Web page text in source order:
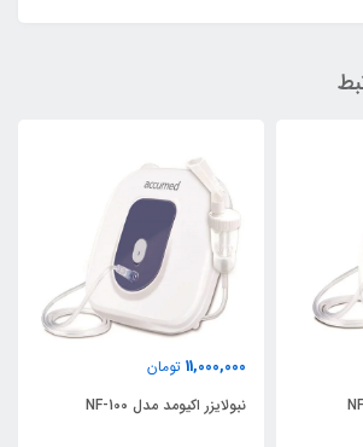
11,000,000 تومان
نبولایزر اکیومد مدل NF-100